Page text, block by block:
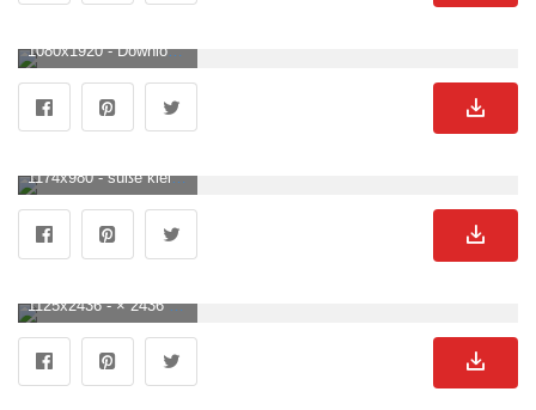
1080x1920 - Downloaden oh, bist Du Ein Süßer Kleiner Mops? Wallpaper. Süße Hunde Hintergrund .
1174x980 - süße kleine Hunde im Wohnzimmer 2109750 Vektor Kunst bei Vecteezy. Süße Hunde Hintergrundbild für Computer.
1125x2436 - × 2436 Cute Puppy iPhone XS Wallpaper. Dog wallpaper iphone, Cute dogs image, Dog allergies. Süße Hunde Hintergrundbild.